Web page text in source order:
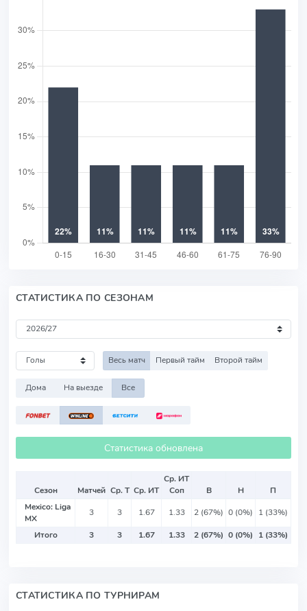
СТАТИСТИКА ПО СЕЗОНАМ
Весь матч Первый тайм Второй тайм
Дома На выезде Все
Статистика обновлена
Сезон Матчей Ср. Т Ср. ИТ
Ср. ИТ
Соп
В Н
П
Mexico: Liga
MX
3 3 1.67 1.33 2 (67%) 0 (0%) 1 (33%)
Итого 3 3 1.67 1.33 2 (67%) 0 (0%) 1 (33%)
СТАТИСТИКА ПО ТУРНИРАМ